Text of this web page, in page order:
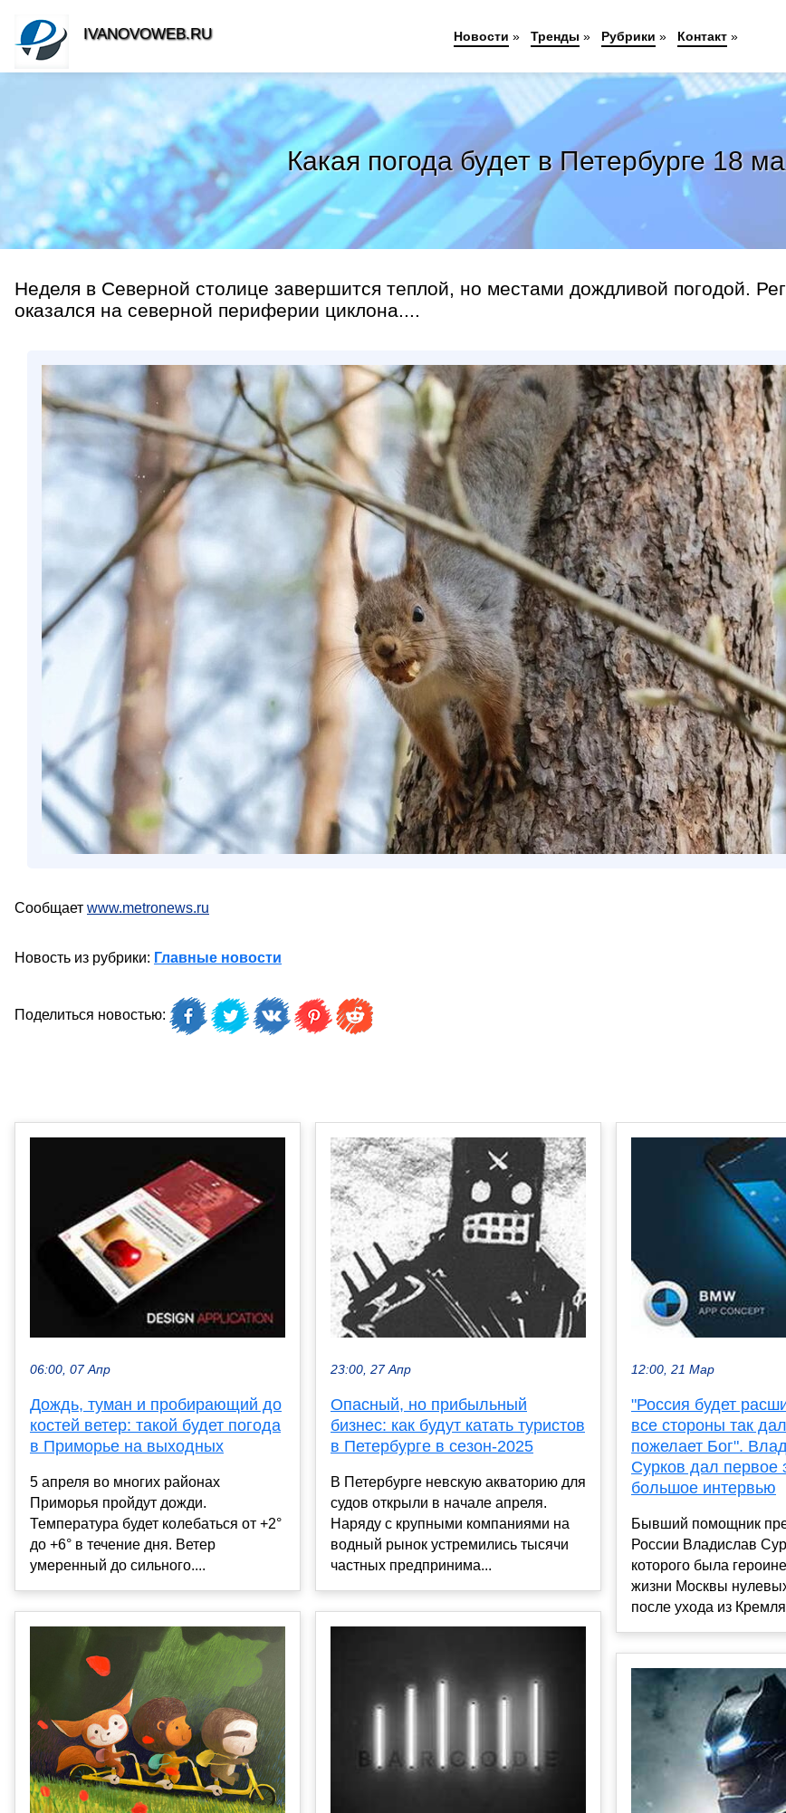
Какая погода будет в Петербурге 18
Неделя в Северной столице завершится теплой, но местами дождливой погодой.
оказался на северной периферии циклона....
Сообщает www.metronews.ru
Новость из рубрики: Главные новости
Поделиться новостью:
06:00, 07 Апр
Дождь, туман и пробирающий до
костей ветер: такой будет погода
в Приморье на выходных
5 апреля во многих районах
Приморья пройдут дожди.
Температура будет колебаться от +2°
до +6° в течение дня. Ветер
умеренный до сильного....
23:00, 27 Апр
Опасный, но прибыльный
бизнес: как будут катать туристов
в Петербурге в сезон-2025
В Петербурге невскую акваторию для
судов открыли в начале апреля.
Наряду с крупными компаниями на
водный рынок устремились тысячи
частных предпринима...
12:00, 21 Мар
"Россия будет
все стороны так
пожелает Бог".
Сурков дал первое
большое интервью
Бывший помощник
России Владислав
которого была
жизни Москвы
после ухода из
IVANOVOWEB.RU Новости » Тренды » Рубрики » Контакт »